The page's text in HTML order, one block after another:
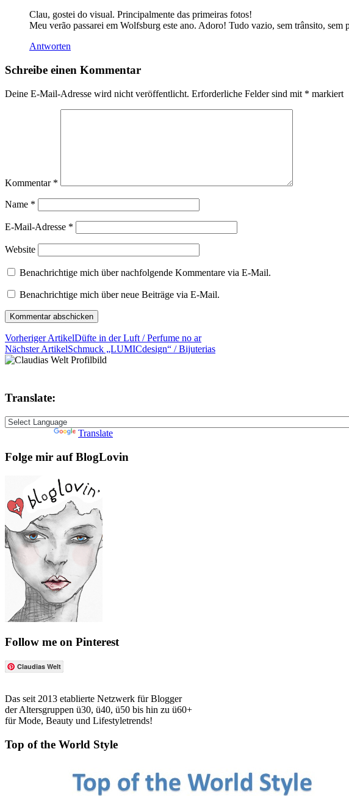
Clau, gostei do visual. Principalmente das primeiras fotos!
Meu verão passarei em Wolfsburg este ano. Adoro! Tudo vazio, sem trânsito,
Antworten
Schreibe einen Kommentar
Deine E-Mail-Adresse wird nicht veröffentlicht. Erforderliche Felder sind mit * markiert
Kommentar *
Name *
E-Mail-Adresse *
Website
Benachrichtige mich über nachfolgende Kommentare via E-Mail.
Benachrichtige mich über neue Beiträge via E-Mail.
Vorheriger ArtikelDüfte in der Luft / Perfume no ar
Nächster ArtikelSchmuck „LUMICdesign“ / Bijuterias
Translate:
Translate
Folge mir auf BlogLovin
Follow me on Pinterest
Claudias Welt
Das seit 2013 etablierte Netzwerk für Blogger
der Altersgruppen ü30, ü40, ü50 bis hin zu ü60+
für Mode, Beauty und Lifestyletrends!
Top of the World Style